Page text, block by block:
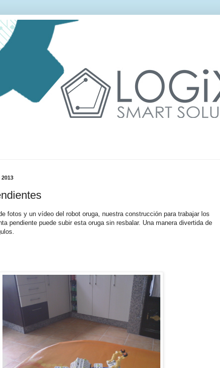
fotos y un vídeo del robot oruga, nuestra construcción para trabajar los
pendiente puede subir esta oruga sin resbalar. Una manera divertida de